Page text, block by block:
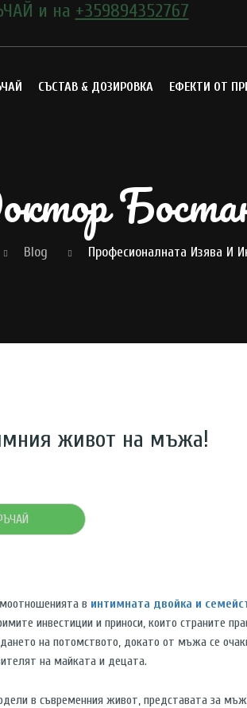
и на +359894352767
СЪСТАВ & ДОЗИРОВКА ЕФЕКТИ ОТ
Blog Професионалната Изява
живот на мъжа!
в интимната двойка и
инвестиции и приноси, които страните
на потомството, докато от мъжа се
на майката и децата.
съвременния живот, представата за